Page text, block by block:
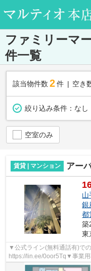
ファミリーマ
件一覧
該当物件数 2件 空き
絞り込み条件： なし
空室のみ
賃貸 | マンション アー
山
銀
都
築
東
▼公式ライン(無料通話有)で
https://lin.ee/0oor5Tq▼事業
応可能になります▼他社様の